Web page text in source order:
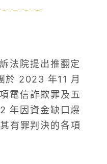
法院提出推翻定
於 2023 年11 月
電信詐欺罪及五
年因資金缺口爆
有罪判決的各項